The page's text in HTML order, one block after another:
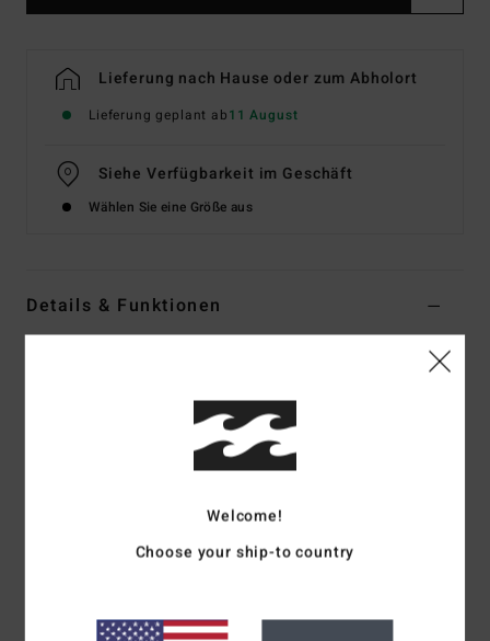
Lieferung nach Hause oder zum Abholort
Lieferung geplant ab11 August
Siehe Verfügbarkeit im Geschäft
Wählen Sie eine Größe aus
Details & Funktionen
Lockere Passform
UV-Schutz UPF 50+
Materialzusammensetzung [melierte Farben]:93 %
Welcome!
Choose your ship-to country